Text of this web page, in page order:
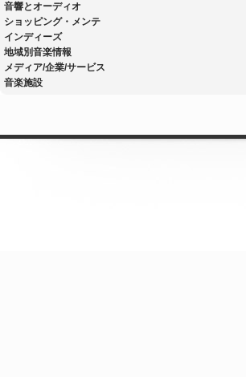
音響とオーディオ
ショッピング・メンテ
インディーズ
地域別音楽情報
メディア/企業/サービス
音楽施設